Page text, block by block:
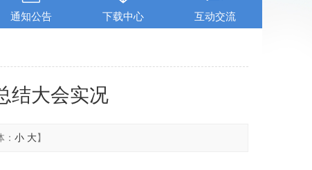
通知公告 下载中心 互动交流
结大会实况
： 小 大】